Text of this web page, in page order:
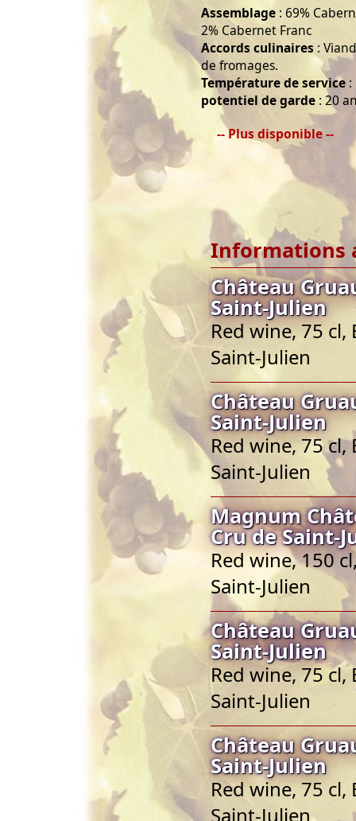
Assemblage : 69%
2% Cabernet Franc
Accords culinaires :
de fromages.
Température de service :
potentiel de garde : 20
-- Plus disponible --
Informations
Château
Saint-Julien
Red wine, 75
Saint-Julien
Château
Saint-Julien
Red wine, 75
Saint-Julien
Magnum
Cru de Saint-
Red wine, 150
Saint-Julien
Château
Saint-Julien
Red wine, 75 cl,
Saint-Julien
Château
Saint-Julien
Red wine, 75
Saint-Julien